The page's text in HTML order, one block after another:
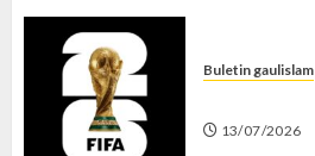
Buletin gaulislam
13/07/2026